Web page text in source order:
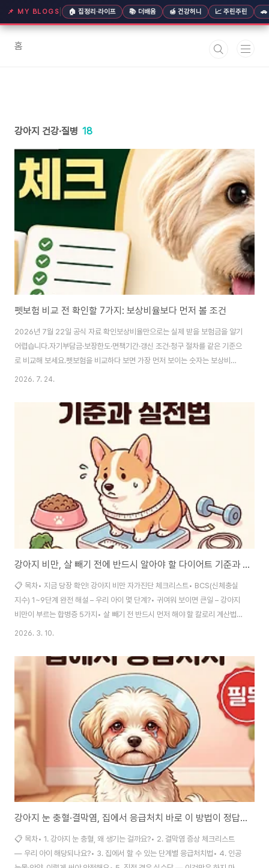
📌 MY BLOGS 🏠 집정리·라이프 📚 더배움 🍯 건강허니 📈 주린주린 🚗
홈
강아지 건강·질병 18
펫보험 비교 전 확인할 7가지: 보상비율보다 먼저 볼 조건
2026년 7월 22일 공식 자료 확인보상비율만으로는 실제 받을 보험금을 알기
어렵습니다.자기부담금·보장한도·면책기간·갱신 조건·청구 절차를 같은 기준으
로 비교해 보세요.펫보험을 비교하다 보면 가장 먼저 보이는 숫자는 보상비율
입니다. 숫자가 높을수록 좋아 보이지만, 막상 약관을 펼쳐 보면 확인해야 할 조
·1회·연간 한도, 면책기간에 따라 달라집니다. 같은 보험사의 상품도 가입 시기
와 선택 조건이 다르면 결과가 달라질 수 있고요.따라서 펫보험은 회사 이름이
나 광고 문구보다 내가 가입하려는 정확한 상품의 약관과 상품설명서를 기준으
로 비교해야 합니다. 다음 일곱 가지를 같은 조건으로 맞춰 보면 차이가 더 분명
해집니다.이 글은 일반적인..
2026. 7. 24.
강아지 비만, 살 빼기 전에 반드시 알아야 할 다이어트 기준과 실전법
📋 목차• 지금 당장 확인! 강아지 비만 자가진단 체크리스트• BCS(신체충실
지수) 1~9단계 완전 해설 – 우리 아이 몇 단계?• 귀여워 보이면 큰일 – 강아지
비만이 부르는 합병증 5가지• 살 빼기 전 반드시 먼저 해야 할 칼로리 계산법
(RER·DER 공식)• 강아지 다이어트 식단 실전 가이드 – 사료·간식·채소 토핑
강아지 다이어트 성공의 진짜 이유• 자주 묻는 질문 (FAQ) 30가지• 면책 조
항우리 강아지 배가 빵빵하게 나온 모습, 솔직히 귀엽다는 생각이 들었던 적 있
으시죠? 저도 그랬어요. 그런데 병원에서 수의사 선생님께 "현재 BCS 7단계
비만입니다. 이 상태로 5년 더 가면 슬개골 탈구가 거의 확실합니다"라..
2026. 3. 10.
강아지 눈 충혈·결막염, 집에서 응급처치 바로 이 방법이 정답이었어요
📋 목차• 1. 강아지 눈 충혈, 왜 생기는 걸까요?• 2. 결막염 증상 체크리스트
— 우리 아이 해당되나요?• 3. 집에서 할 수 있는 단계별 응급처치법• 4. 인공